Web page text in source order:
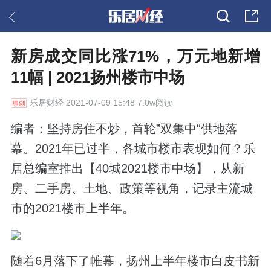
新房成交同比涨71%，万元地新增
11幅 | 2021扬州楼市中场
乐居财经2021-07-09 15:48 7.0w阅读
编者：坚持房住不炒，首轮”双集中“供地落
幕。2021年已过半，各城市楼市表现如何？乐
居总编室推出【40城2021楼市中场】，从新
房、二手房、土地、政策等视角，记录主流城
市的2021楼市上半年。
随着6月落下了帷幕，扬州上半年楼市白皮书新